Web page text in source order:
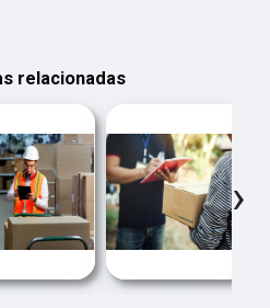
relacionadas
›